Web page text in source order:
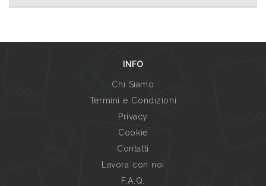
INFO
Chi Siamo
Termini e Condizioni
Privacy
Cookie
Contatti
Lavora con noi
F.A.Q.